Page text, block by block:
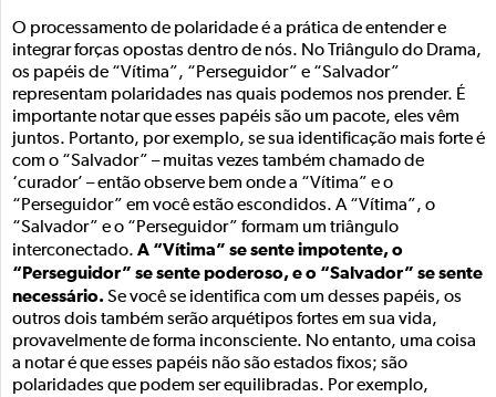
O processamento de polaridade é a prática de entender e
integrar forças opostas dentro de nós. No Triângulo do Drama,
os papéis de “Vítima”, “Perseguidor” e “Salvador”
representam polaridades nas quais podemos nos prender. É
importante notar que esses papéis são um pacote, eles vêm
juntos. Portanto, por exemplo, se sua identificação mais forte é
com o “Salvador” – muitas vezes também chamado de
‘curador’ – então observe bem onde a “Vítima” e o
“Perseguidor” em você estão escondidos. A “Vítima”, o
“Salvador” e o “Perseguidor” formam um triângulo
interconectado. A “Vítima” se sente impotente, o
“Perseguidor” se sente poderoso, e o “Salvador” se sente
necessário. Se você se identifica com um desses papéis, os
outros dois também serão arquétipos fortes em sua vida,
provavelmente de forma inconsciente. No entanto, uma coisa
a notar é que esses papéis não são estados fixos; são
polaridades que podem ser equilibradas. Por exemplo,